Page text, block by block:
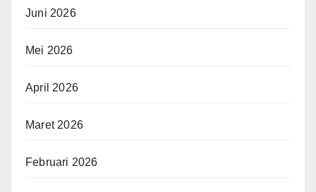
Juni 2026
Mei 2026
April 2026
Maret 2026
Februari 2026